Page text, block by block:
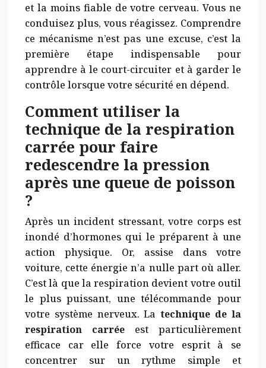
et la moins fiable de votre cerveau. Vous ne
conduisez plus, vous réagissez. Comprendre
ce mécanisme n’est pas une excuse, c’est la
première étape indispensable pour
apprendre à le court-circuiter et à garder le
contrôle lorsque votre sécurité en dépend.
Comment utiliser la
technique de la respiration
carrée pour faire
redescendre la pression
après une queue de poisson
?
Après un incident stressant, votre corps est
inondé d’hormones qui le préparent à une
action physique. Or, assise dans votre
voiture, cette énergie n’a nulle part où aller.
C’est là que la respiration devient votre outil
le plus puissant, une télécommande pour
votre système nerveux. Latechnique de la
respiration carrée est particulièrement
efficace car elle force votre esprit à se
concentrer sur un rythme simple et